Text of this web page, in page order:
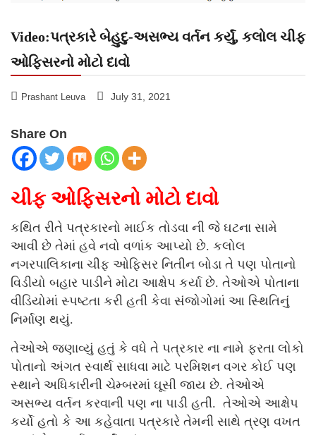
Video:પત્રકારે બેહુદુ-અસભ્ય વર્તન કર્યું, કલોલ ચીફ
ઓફિસરનો મોટો દાવો
Prashant Leuva July 31, 2021
Share On
ચીફ ઓફિસરનો મોટો દાવો
કથિત રીતે પત્રકારનો માઈક તોડવા ની જે ઘટના સામે
આવી છે તેમાં હવે નવો વળાંક આપ્યો છે. કલોલ
નગરપાલિકાના ચીફ ઓફિસર નિતીન બોડા તે પણ પોતાનો
વિડીયો બહાર પાડીને મોટા આક્ષેપ કર્યા છે. તેઓએ પોતાના
વીડિયોમાં સ્પષ્ટતા કરી હતી કેવા સંજોગોમાં આ સ્થિતિનું
નિર્માણ થયું.
તેઓએ જણાવ્યું હતું કે વધે તે પત્રકાર ના નામે ફરતા લોકો
પોતાનો અંગત સ્વાર્થ સાધવા માટે પરમિશન વગર કોઈ પણ
સ્થાને અધિકારીની ચેમ્બરમાં ઘૂસી જાય છે. તેઓએ
અસભ્ય વર્તન કરવાની પણ ના પાડી હતી. તેઓએ આક્ષેપ
કર્યો હતો કે આ કહેવાતા પત્રકારે તેમની સાથે ત્રણ વખત